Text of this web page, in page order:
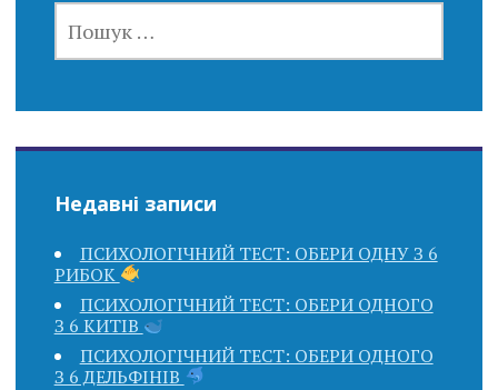
Недавні записи
ПСИХОЛОГІЧНИЙ ТЕСТ: ОБЕРИ ОДНУ З 6
РИБОК
ПСИХОЛОГІЧНИЙ ТЕСТ: ОБЕРИ ОДНОГО
З 6 КИТІВ
ПСИХОЛОГІЧНИЙ ТЕСТ: ОБЕРИ ОДНОГО
З 6 ДЕЛЬФІНІВ